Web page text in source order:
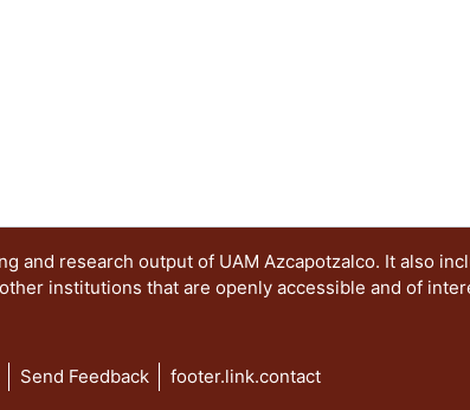
and research output of UAM Azcapotzalco. It also
institutions that are openly accessible and of
Send Feedback footer.link.contact